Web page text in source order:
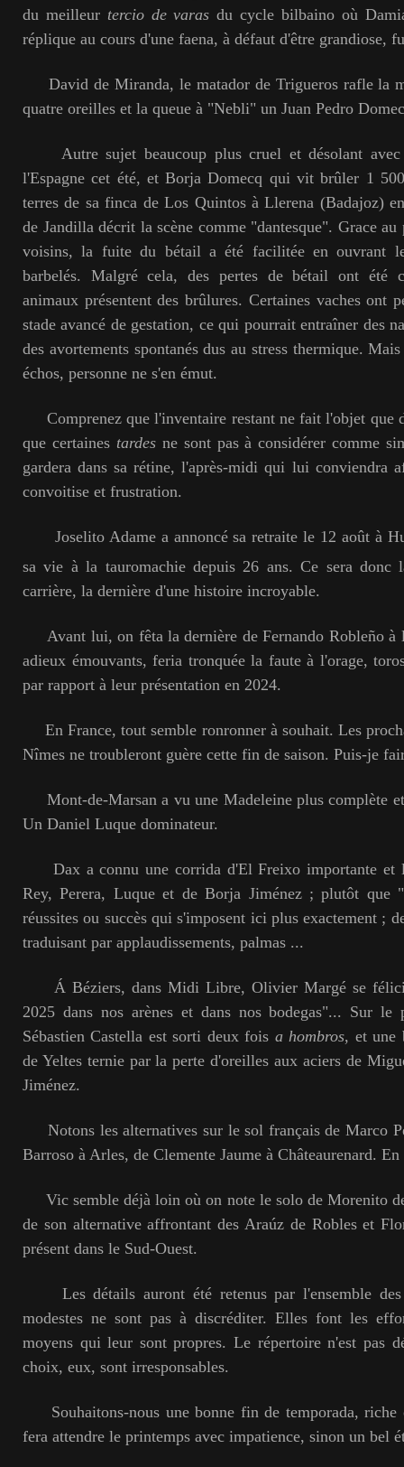
du meilleur tercio de varasdu cycle bilbaino où
réplique au cours d'une faena, à défaut d'être grandiose,
David de Miranda, le matador de Trigueros rafle la
quatre oreilles et la queue à "Nebli" un Juan Pedro
Autre sujet beaucoup plus cruel et désolant avec
l'Espagne cet été, et Borja Domecq qui vit brûler 1
terres de sa finca de Los Quintos à Llerena (Badajoz)
de Jandilla décrit la scène comme "dantesque". Grace
voisins, la fuite du bétail a été facilitée en ouvrant
barbelés. Malgré cela, des pertes de bétail ont été
animaux présentent des brûlures. Certaines vaches ont
stade avancé de gestation, ce qui pourrait entraîner des
des avortements spontanés dus au stress thermique.
échos, personne ne s'en émut.
Comprenez que l'inventaire restant ne fait l'objet que
que certainestardes ne sont pas à considérer comme
gardera dans sa rétine, l'après-midi qui lui conviendra
convoitise et frustration.
Joselito Adame a annoncé sa retraite le 12 août à
sa vie à la tauromachie depuis 26 ans. Ce sera donc
carrière, la dernière d'une histoire incroyable.
Avant lui, on fêta la dernière de Fernando Robleño à
adieux émouvants, feria tronquée la faute à l'orage,
par rapport à leur présentation en 2024.
En France, tout semble ronronner à souhait. Les
Nîmes ne troubleront guère cette fin de saison. Puis-je
Mont-de-Marsan a vu une Madeleine plus complète et
Un Daniel Luque dominateur.
Dax a connu une corrida d'El Freixo importante et
Rey, Perera, Luque et de Borja Jiménez ; plutôt que
réussites ou succès qui s'imposent ici plus exactement ;
traduisant par applaudissements, palmas ...
Á Béziers, dans Midi Libre, Olivier Margé se
2025 dans nos arènes et dans nos bodegas"... Sur le
Sébastien Castella est sorti deux fois a hombros, et une
de Yeltes ternie par la perte d'oreilles aux aciers de
Jiménez.
Notons les alternatives sur le sol français de Marco
Barroso à Arles, de Clemente Jaume à Châteaurenard.
Vic semble déjà loin où on note le solo de Morenito
de son alternative affrontant des Araúz de Robles et
présent dans le Sud-Ouest.
Les détails auront été retenus par l'ensemble des
modestes ne sont pas à discréditer. Elles font les
moyens qui leur sont propres. Le répertoire n'est pas
choix, eux, sont irresponsables.
Souhaitons-nous une bonne fin de temporada, riche
fera attendre le printemps avec impatience, sinon un bel